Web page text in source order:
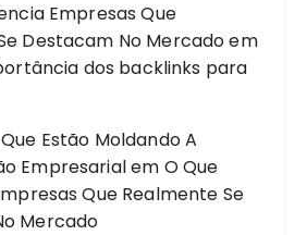
Empresas Que
Destacam No Mercadoem
dos backlinks para
Estão Moldando A
Empresarialem O Que
Que Realmente Se
Mercado